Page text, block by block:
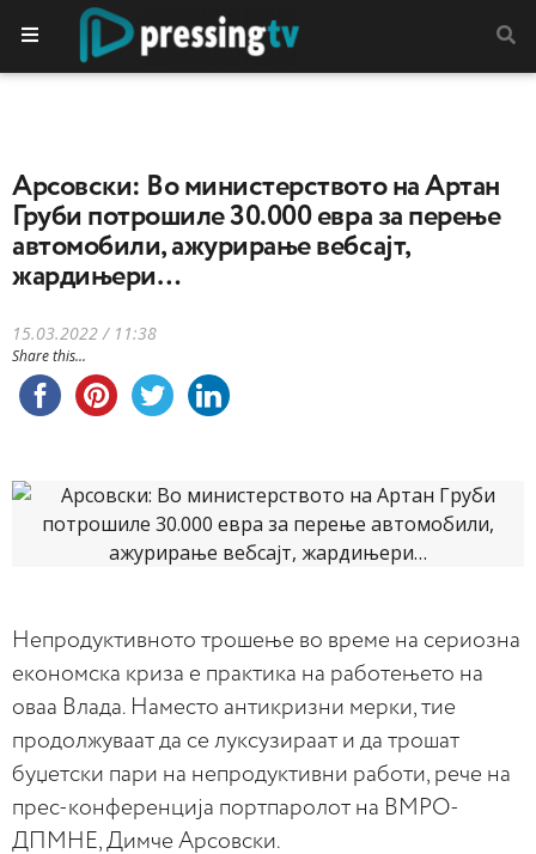
Арсовски: Во министерството на Артан
Груби потрошиле 30.000 евра за перење
автомобили, ажурирање вебсајт,
жардињери…
15.03.2022 / 11:38
Share this...
Непродуктивното трошење во време на сериозна
економска криза е практика на работењето на
оваа Влада. Наместо антикризни мерки, тие
продолжуваат да се луксузираат и да трошат
буџетски пари на непродуктивни работи, рече на
прес-конференција портпаролот на ВМРО-
ДПМНЕ, Димче Арсовски.